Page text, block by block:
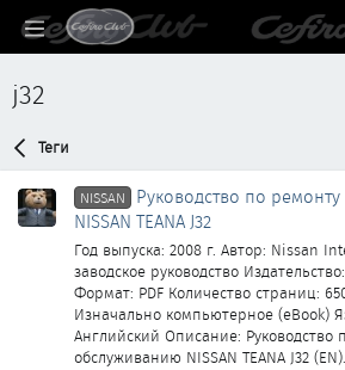
j32
Теги
NISSAN
Руководство по
NISSAN TEANA J32
Год выпуска: 2008 г. Автор: Nissan
заводское руководство
Формат: PDF Количество страниц:
Изначально компьютерное (eBook)
Английский Описание: Руководство
обслуживанию NISSAN TEANA J32